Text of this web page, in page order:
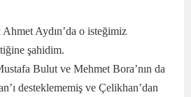
Aydın’da o isteğimiz
şahidim.
Bulut ve Mehmet Bora’nın da
desteklememiş ve Çelikhan’dan